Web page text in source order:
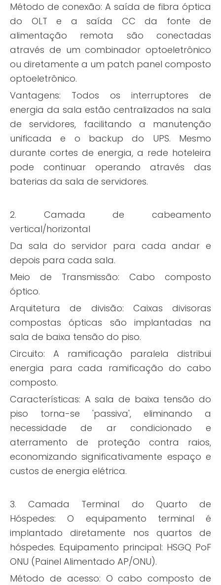
Método de conexão: A saída de fibra óptica
do OLT e a saída CC da fonte de
alimentação remota são conectadas
através de um combinador optoeletrônico
ou diretamente a um patch panel composto
optoeletrônico.
Vantagens: Todos os interruptores de
energia da sala estão centralizados na sala
de servidores, facilitando a manutenção
unificada e o backup do UPS. Mesmo
durante cortes de energia, a rede hoteleira
pode continuar operando através das
baterias da sala de servidores.
2. Camada de cabeamento
vertical/horizontal
Da sala do servidor para cada andar e
depois para cada sala.
Meio de Transmissão: Cabo composto
óptico.
Arquitetura de divisão: Caixas divisoras
compostas ópticas são implantadas na
sala de baixa tensão do piso.
Circuito: A ramificação paralela distribui
energia para cada ramificação do cabo
composto.
Características: A sala de baixa tensão do
piso torna-se 'passiva', eliminando a
necessidade de ar condicionado e
aterramento de proteção contra raios,
economizando significativamente espaço e
custos de energia elétrica.
3. Camada Terminal do Quarto de
Hóspedes: O equipamento terminal é
implantado diretamente nos quartos de
hóspedes. Equipamento principal: HSGQ PoF
ONU (Painel Alimentado AP/ONU).
Método de acesso: O cabo composto de